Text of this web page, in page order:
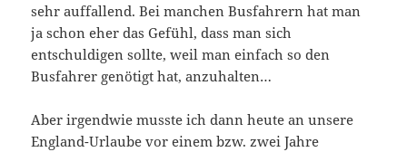
sehr auffallend. Bei manchen Busfahrern hat man
ja schon eher das Gefühl, dass man sich
entschuldigen sollte, weil man einfach so den
Busfahrer genötigt hat, anzuhalten…
Aber irgendwie musste ich dann heute an unsere
England-Urlaube vor einem bzw. zwei Jahre